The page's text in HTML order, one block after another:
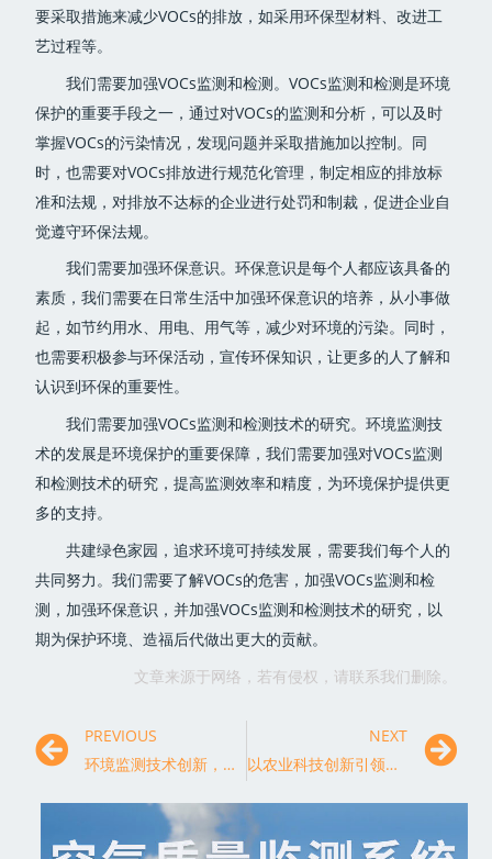
要采取措施来减少VOCs的排放，如采用环保型材料、改进工
艺过程等。
我们需要加强VOCs监测和检测。VOCs监测和检测是环境
保护的重要手段之一，通过对VOCs的监测和分析，可以及时
掌握VOCs的污染情况，发现问题并采取措施加以控制。同
时，也需要对VOCs排放进行规范化管理，制定相应的排放标
准和法规，对排放不达标的企业进行处罚和制裁，促进企业自
觉遵守环保法规。
我们需要加强环保意识。环保意识是每个人都应该具备的
素质，我们需要在日常生活中加强环保意识的培养，从小事做
起，如节约用水、用电、用气等，减少对环境的污染。同时，
也需要积极参与环保活动，宣传环保知识，让更多的人了解和
认识到环保的重要性。
我们需要加强VOCs监测和检测技术的研究。环境监测技
术的发展是环境保护的重要保障，我们需要加强对VOCs监测
和检测技术的研究，提高监测效率和精度，为环境保护提供更
多的支持。
共建绿色家园，追求环境可持续发展，需要我们每个人的
共同努力。我们需要了解VOCs的危害，加强VOCs监测和检
测，加强环保意识，并加强VOCs监测和检测技术的研究，以
期为保护环境、造福后代做出更大的贡献。
文章来源于网络，若有侵权，请联系我们删除。
PREVIOUS
环境监测技术创新，为可持续发展保驾护航
NEXT
以农业科技创新引领农业高质量发展